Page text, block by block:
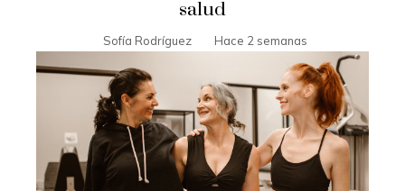
salud
Sofía Rodríguez Hace 2 semanas